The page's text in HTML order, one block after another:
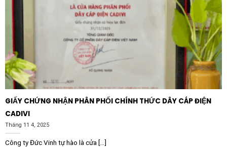
GIẤY CHỨNG NHẬN PHÂN PHỐI CHÍNH THỨC DÂY CÁP ĐIỆN
CADIVI
Tháng 11 4, 2025
Công ty Đức Vinh tự hào là cửa [...]